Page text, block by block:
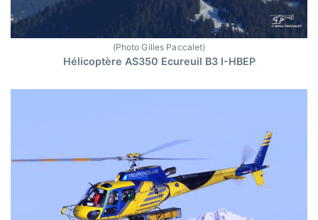
(Photo Gilles Paccalet)
Hélicoptère AS350 Ecureuil B3 I-HBEP